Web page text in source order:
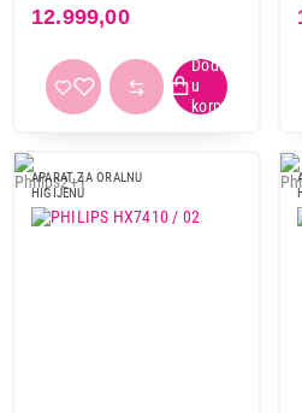
12.999,00
APARAT ZA ORALNU
HIGIJENU